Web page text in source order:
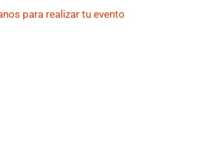
para realizar tu evento